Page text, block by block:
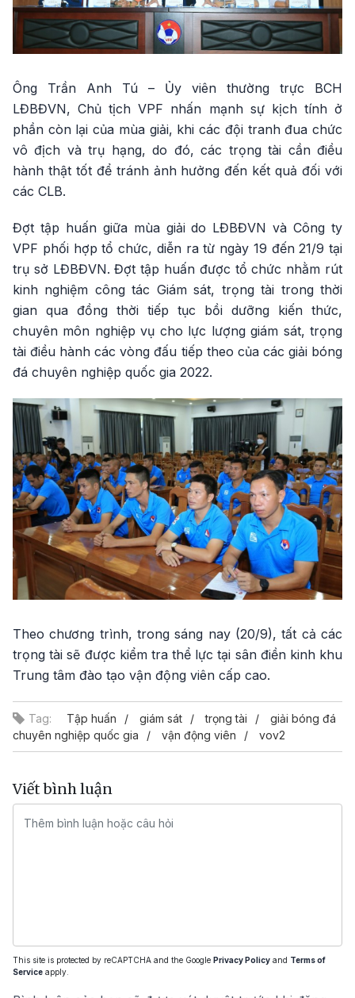
Ông Trần Anh Tú – Ủy viên thường trực BCH
LĐBĐVN, Chủ tịch VPF nhấn mạnh sự kịch tính ở
phần còn lại của mùa giải, khi các đội tranh đua chức
vô địch và trụ hạng, do đó, các trọng tài cần điều
hành thật tốt để tránh ảnh hưởng đến kết quả đối với
các CLB.
Đợt tập huấn giữa mùa giải do LĐBĐVN và Công ty
VPF phối hợp tổ chức, diễn ra từ ngày 19 đến 21/9 tại
trụ sở LĐBĐVN. Đợt tập huấn được tổ chức nhằm rút
kinh nghiệm công tác Giám sát, trọng tài trong thời
gian qua đồng thời tiếp tục bồi dưỡng kiến thức,
chuyên môn nghiệp vụ cho lực lượng giám sát, trọng
tài điều hành các vòng đấu tiếp theo của các giải bóng
đá chuyên nghiệp quốc gia 2022.
Theo chương trình, trong sáng nay (20/9), tất cả các
trọng tài sẽ được kiểm tra thể lực tại sân điền kinh khu
Trung tâm đào tạo vận động viên cấp cao.
Tag: Tập huấn giám sát trọng tài
giải bóng đá
chuyên nghiệp quốc gia
vận động viên vov2
Viết bình luận
This site is protected by reCAPTCHA and the Google Privacy Policy and Terms of
Service apply.